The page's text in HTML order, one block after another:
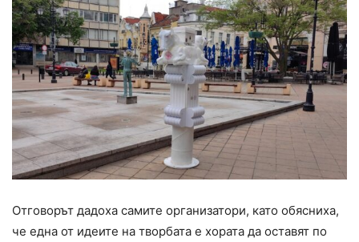
Отговорът дадоха самите организатори, като обясниха,
че една от идеите на творбата е хората да оставят по